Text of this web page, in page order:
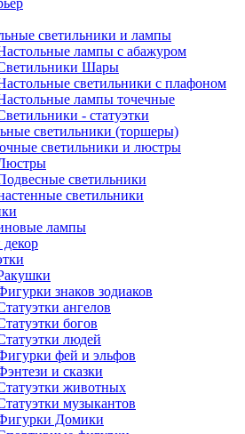
светильники и лампы
лампы с абажуром
Шары
светильники с плафоном
лампы точечные
- статуэтки
светильники (торшеры)
светильники и люстры
светильники
светильники
лампы
знаков зодиаков
ангелов
богов
людей
фей и эльфов
и сказки
животных
музыкантов
Домики